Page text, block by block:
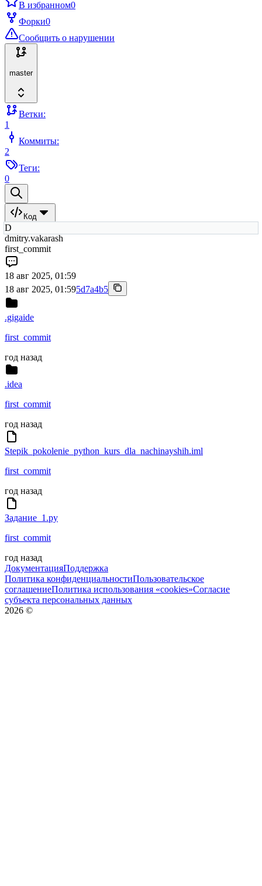
В избранном0
Форки0
Сообщить о нарушении
master
Ветки:
1
Коммиты:
2
Теги:
0
Код
D
dmitry.vakarash
first_commit
18 авг 2025, 01:59
18 авг 2025, 01:595d7a4b5
.gigaide
first_commit
год назад
.idea
first_commit
год назад
Stepik_pokolenie_python_kurs_dla_nachinayshih.iml
first_commit
год назад
Задание_1.py
first_commit
год назад
ДокументацияПоддержка
Политика конфиденциальностиПользовательское
соглашениеПолитика использования «cookies»Согласие
субъекта персональных данных
2026 ©